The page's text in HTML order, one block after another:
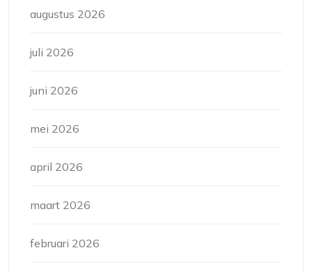
augustus 2026
juli 2026
juni 2026
mei 2026
april 2026
maart 2026
februari 2026